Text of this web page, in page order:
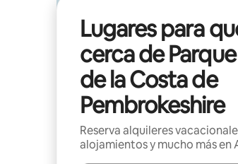
Lugares para
cerca de
de la Costa de
Pembrokeshire
Reserva alquileres
alojamientos y mucho más en